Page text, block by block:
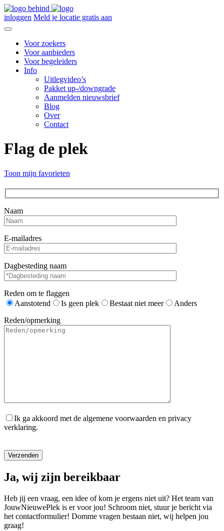
inloggen Meld je locatie gratis aan
Voor zoekers
Voor aanbieders
Voor begeleiders
Info
Uitlegvideo’s
Pakket up-/downgrade
Aanmelden nieuwsbrief
Blog
Over
Contact
Flag de plek
Toon mijn favorieten
Naam
E-mailadres
Dagbesteding naam
Reden om te flaggen
Aanstotend
Is geen plek Bestaat niet meer
Anders
Reden/opmerking
Ik ga akkoord met de algemene voorwaarden en privacy
verklaring.
Ja, wij zijn bereikbaar
Heb jij een vraag, een idee of kom je ergens niet uit? Het team van
JouwNieuwePlek is er voor jou! Schroom niet, stuur je bericht via
het contactformulier! Domme vragen bestaan niet, wij helpen jou
graag!